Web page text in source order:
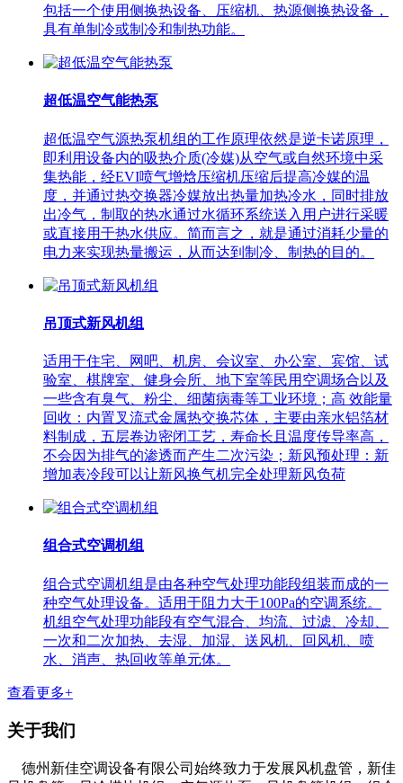
包括一个使用侧换热设备、压缩机、热源侧换热设备，
具有单制冷或制冷和制热功能。
超低温空气能热泵
超低温空气源热泵机组的工作原理依然是逆卡诺原理，
即利用设备内的吸热介质(冷媒)从空气或自然环境中采
集热能，经EVI喷气增焓压缩机压缩后提高冷媒的温
度，并通过热交换器冷媒放出热量加热冷水，同时排放
出冷气，制取的热水通过水循环系统送入用户进行采暖
或直接用于热水供应。简而言之，就是通过消耗少量的
电力来实现热量搬运，从而达到制冷、制热的目的。
吊顶式新风机组
适用于住宅、网吧、机房、会议室、办公室、宾馆、试
验室、棋牌室、健身会所、地下室等民用空调场合以及
一些含有臭气、粉尘、细菌病毒等工业环境；高 效能量
回收：内置叉流式金属热交换芯体，主要由亲水铝箔材
料制成，五层卷边密闭工艺，寿命长且温度传导率高，
不会因为排气的渗透而产生二次污染；新风预处理：新
增加表冷段可以让新风换气机完全处理新风负荷
组合式空调机组
组合式空调机组是由各种空气处理功能段组装而成的一
种空气处理设备。适用于阻力大于100Pa的空调系统。
机组空气处理功能段有空气混合、均流、过滤、冷却、
一次和二次加热、去湿、加湿、送风机、回风机、喷
水、消声、热回收等单元体。
查看更多+
关于我们
德州新佳空调设备有限公司始终致力于发展风机盘管，新佳